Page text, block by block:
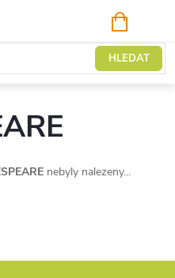
HLEDAT
KOŠÍK
nebyly nalezeny...